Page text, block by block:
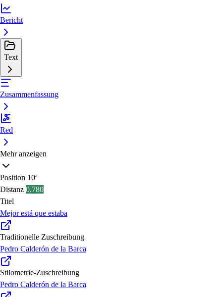
Bericht
Text
Zusammenfassung
Red
Mehr anzeigen
Position 10ª
Distanz 0.780
Titel
Mejor está que estaba
Traditionelle Zuschreibung
Pedro Calderón de la Barca
Stilometrie-Zuschreibung
Pedro Calderón de la Barca